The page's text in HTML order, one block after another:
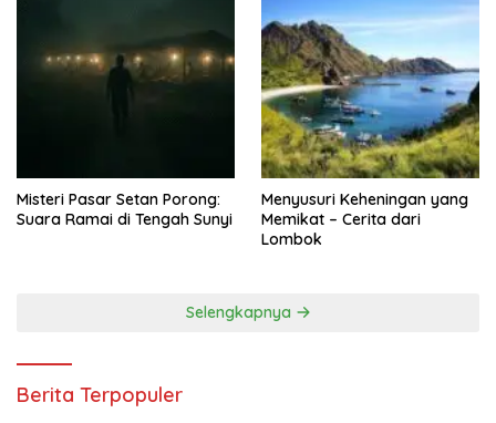
Misteri Pasar Setan Porong:
Suara Ramai di Tengah Sunyi
Menyusuri Keheningan yang
Memikat – Cerita dari
Lombok
Selengkapnya
Berita Terpopuler